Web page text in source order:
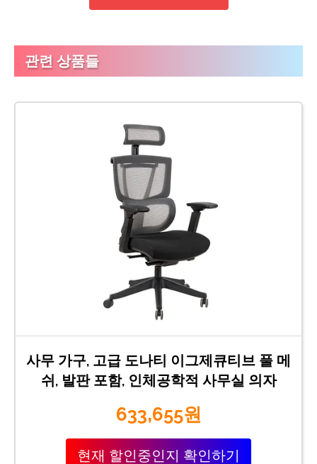
관련 상품들
사무 가구, 고급 도나티 이그제큐티브 풀 메
쉬, 발판 포함, 인체공학적 사무실 의자
633,655원
현재 할인중인지 확인하기